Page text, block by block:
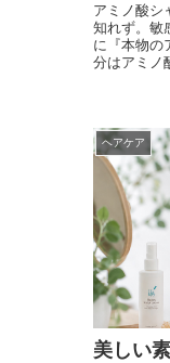
アミノ酸シ
知れず。敏
に『本物の
分はアミノ
ヘアケア
美しい